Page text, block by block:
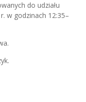
do udziału
w godzinach 12:35–